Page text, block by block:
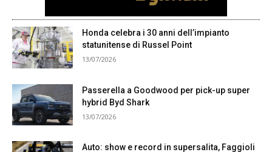
Honda celebra i 30 anni dell’impianto
statunitense di Russel Point
13/07/2026
Passerella a Goodwood per pick-up super
hybrid Byd Shark
13/07/2026
Auto: show e record in supersalita, Faggioli